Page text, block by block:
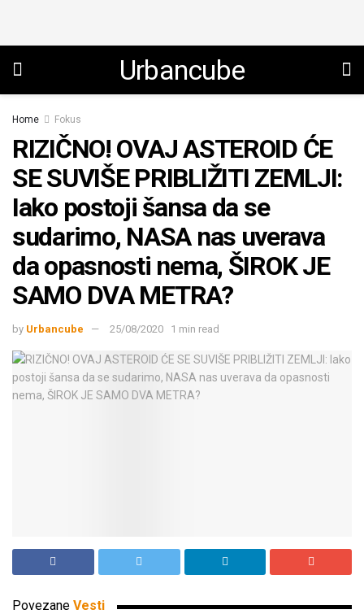
Urbancube
Home Fokus
RIZIČNO! OVAJ ASTEROID ĆE
SE SUVIŠE PRIBLIŽITI ZEMLJI:
Iako postoji šansa da se
sudarimo, NASA nas uverava
da opasnosti nema, ŠIROK JE
SAMO DVA METRA?
by Urbancube 25/08/2020 1 min read
Povezane Vesti